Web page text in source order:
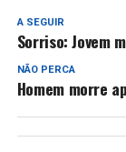
A SEGUIR
Sorriso: Jovem
NÃO PERCA
Homem morre